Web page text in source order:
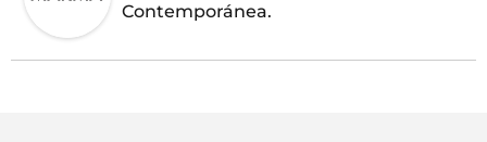
Contemporánea.